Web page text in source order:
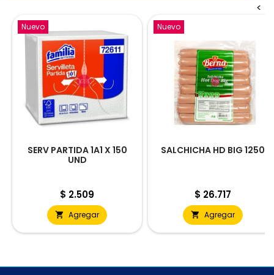
<
Nuevo
SERV PARTIDA 1A1 X 150
UND
Precio
$ 2.509
 Agregar
Nuevo
SALCHICHA HD BIG 1250
Precio
$ 26.717
 Agregar